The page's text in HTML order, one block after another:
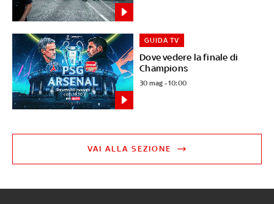
Dove vedere la finale di
Champions
GUIDA TV
30 mag - 10:00
VAI ALLA SEZIONE